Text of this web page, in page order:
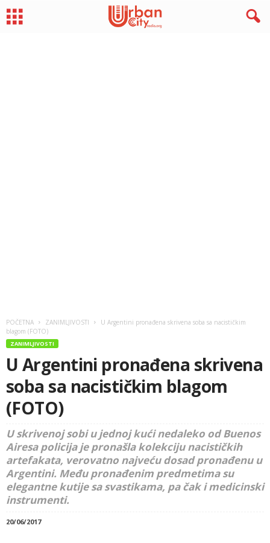
POČETNA ZANIMLJIVOSTI
U Argentini pronađena skrivena soba sa nacističkim
blagom (FOTO)
ZANIMLJIVOSTI
U Argentini pronađena skrivena
soba sa nacističkim blagom
(FOTO)
U skrivenoj sobi u jednoj kući nedaleko od Buenos
Airesa policija je pronašla kolekciju nacističkih
artefakata, verovatno najveću dosad pronađenu u
Argentini. Među pronađenim predmetima su
elegantne kutije sa svastikama, pa čak i medicinski
instrumenti.
20/06/2017